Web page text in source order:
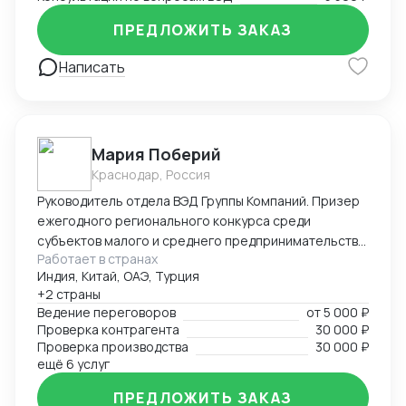
Написать
ПРЕДЛОЖИТЬ ЗАКАЗ
Мария Поберий
Краснодар, Россия
Руководитель отдела ВЭД Группы Компаний. Призер
ежегодного регионального конкурса среди
субъектов малого и среднего предпринимательства
«Экспортер года» в Краснодарском крае. 17 лет в
импорте, экспорте, белом ВЭД. Более 25 000 часов
успешных переговоров онлайн и офлайн, устных и
письменных с поставщиками и потенциальными
Покупателями на английском языке. В портфеле
опыт успешных переговоров с крупнейшими
заводами бытовой техники Китая, Турции на уровне
первых лиц: AUX, Hisence, Haier, Changhong, MBO,
Работает в странах
Индия, Китай, ОАЭ, Турция
+2 страны
Ведение переговоров
от5 000 ₽
Проверка контрагента
30 000 ₽
Проверка производства
30 000 ₽
ещё 6 услуг
ПРЕДЛОЖИТЬ ЗАКАЗ